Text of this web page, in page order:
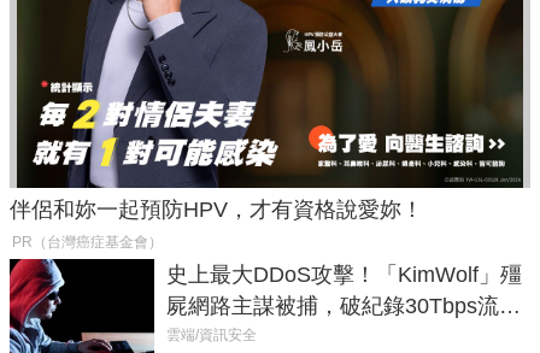
伴侶和妳一起預防HPV，才有資格說愛妳！
PR（台灣癌症基金會）
史上最大DDoS攻擊！「KimWolf」殭
屍網路主謀被捕，破紀錄30Tbps流量
癱瘓全球！
雲端/資訊安全